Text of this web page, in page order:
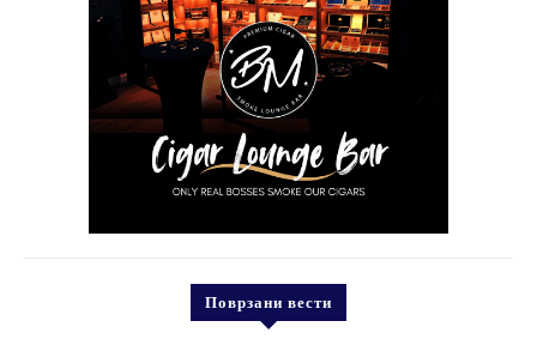
Поврзани вести